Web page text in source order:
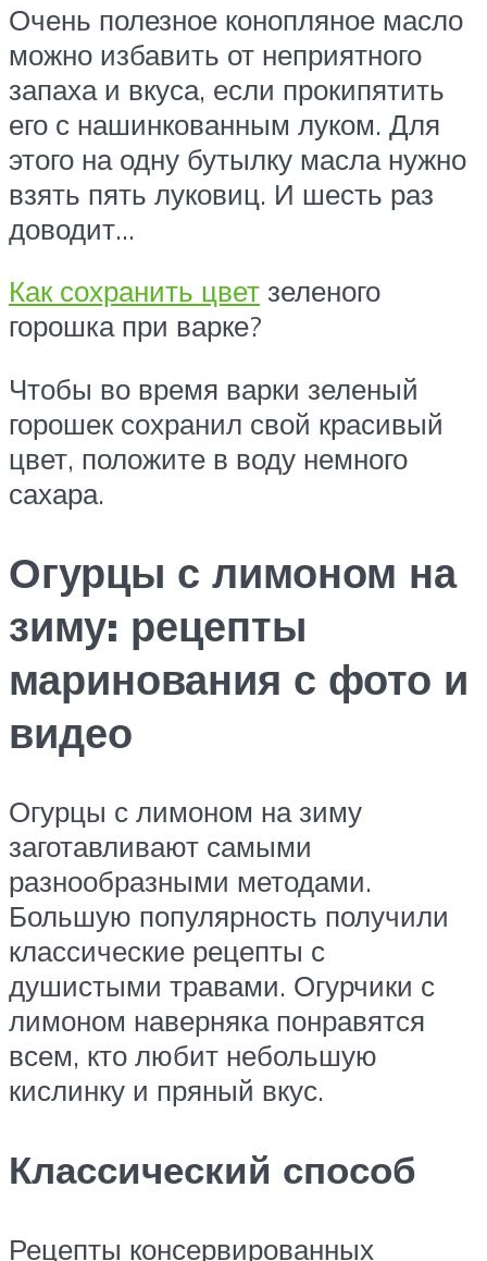
Очень полезное конопляное масло
можно избавить от неприятного
запаха и вкуса, если прокипятить
его с нашинкованным луком. Для
этого на одну бутылку масла нужно
взять пять луковиц. И шесть раз
доводит…
Как сохранить цвет зеленого
горошка при варке?
Чтобы во время варки зеленый
горошек сохранил свой красивый
цвет, положите в воду немного
сахара.
Огурцы с лимоном на
зиму: рецепты
маринования с фото и
видео
Огурцы с лимоном на зиму
заготавливают самыми
разнообразными методами.
Большую популярность получили
классические рецепты с
душистыми травами. Огурчики с
лимоном наверняка понравятся
всем, кто любит небольшую
кислинку и пряный вкус.
Классический способ
Рецепты консервированных